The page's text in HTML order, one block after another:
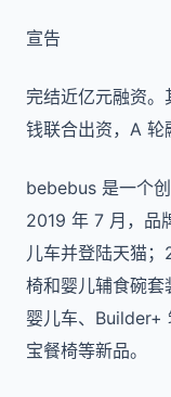
宣告
完结近亿元融资
钱联合出资，A 轮
bebebus 是一个
2019 年 7 月，品
儿车并登陆天猫
椅和婴儿辅食碗
婴儿车、Builder+
宝餐椅等新品。